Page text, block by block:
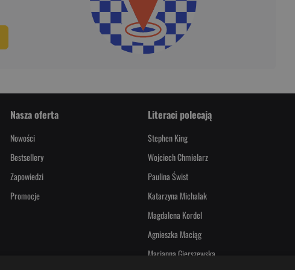
Nasza oferta
Nowości
Bestsellery
Zapowiedzi
Promocje
Literaci polecają
Stephen King
Wojciech Chmielarz
Paulina Świst
Katarzyna Michalak
Magdalena Kordel
Agnieszka Maciąg
Marianna Gierszewska